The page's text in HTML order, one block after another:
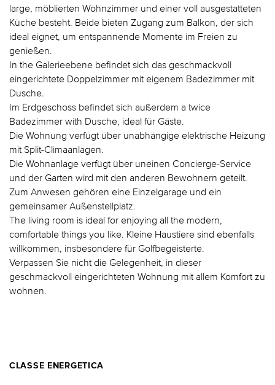
large, möblierten Wohnzimmer und einer voll ausgestatteten
Küche besteht. Beide bieten Zugang zum Balkon, der sich
ideal eignet, um entspannende Momente im Freien zu
genießen.
In the Galerieebene befindet sich das geschmackvoll
eingerichtete Doppelzimmer mit eigenem Badezimmer mit
Dusche.
Im Erdgeschoss befindet sich außerdem a twice
Badezimmer with Dusche, ideal für Gäste.
Die Wohnung verfügt über unabhängige elektrische Heizung
mit Split-Climaanlagen.
Die Wohnanlage verfügt über uneinen Concierge-Service
und der Garten wird mit den anderen Bewohnern geteilt.
Zum Anwesen gehören eine Einzelgarage und ein
gemeinsamer Außenstellplatz.
The living room is ideal for enjoying all the modern,
comfortable things you like. Kleine Haustiere sind ebenfalls
willkommen, insbesondere für Golfbegeisterte.
Verpassen Sie nicht die Gelegenheit, in dieser
geschmackvoll eingerichteten Wohnung mit allem Komfort zu
wohnen.
CLASSE ENERGETICA